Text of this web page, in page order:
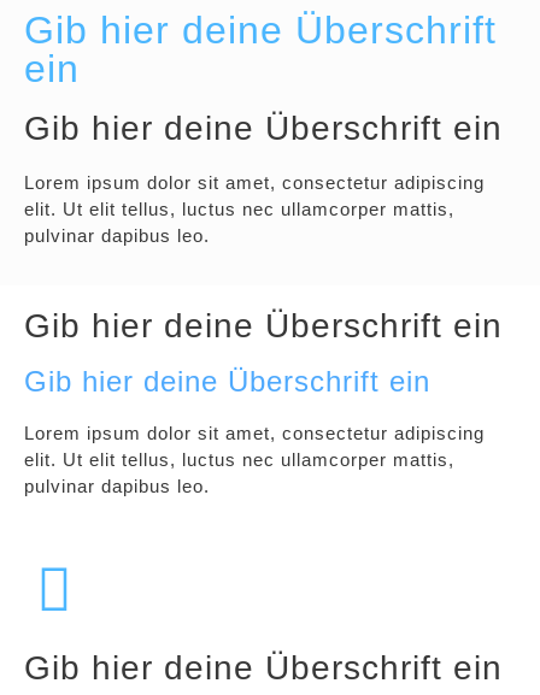
Gib hier deine Überschrift
ein
Gib hier deine Überschrift ein
Lorem ipsum dolor sit amet, consectetur adipiscing
elit. Ut elit tellus, luctus nec ullamcorper mattis,
pulvinar dapibus leo.
Gib hier deine Überschrift ein
Gib hier deine Überschrift ein
Lorem ipsum dolor sit amet, consectetur adipiscing
elit. Ut elit tellus, luctus nec ullamcorper mattis,
pulvinar dapibus leo.
Gib hier deine Überschrift ein